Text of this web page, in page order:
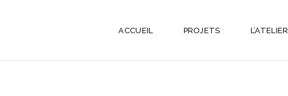
ACCUEIL PROJETS L’ATELIER